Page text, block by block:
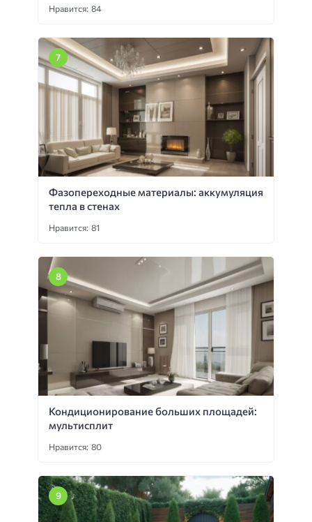
Нравится: 84
Фазопереходные материалы: аккумуляция
тепла в стенах
Нравится: 81
Кондиционирование больших площадей:
мультисплит
Нравится: 80